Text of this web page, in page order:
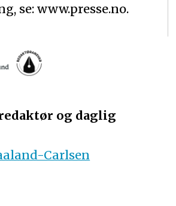
se: www.presse.no.
og daglig
Carlsen